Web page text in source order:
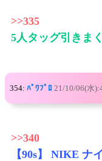
>>335
5人タッグ引きま
354: ﾊﾟﾜﾌﾟﾛ 21/10/06(水
>>340
【90s】 NIKE ナ